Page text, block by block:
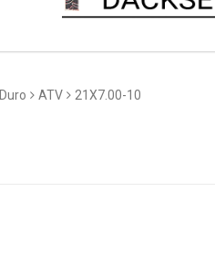
Duro ATV 21X7.00-10